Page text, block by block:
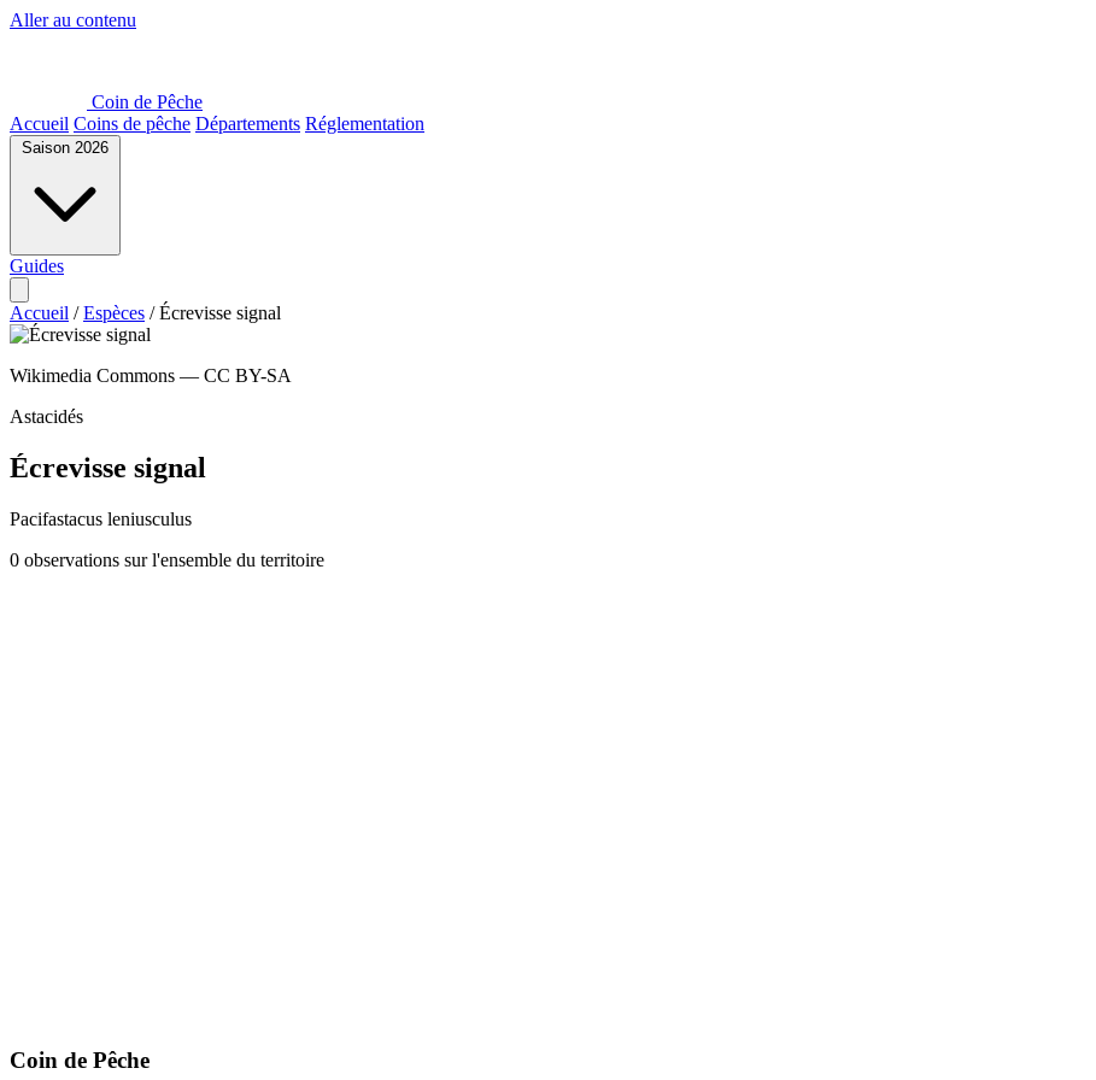
Aller au contenu
Coin de Pêche
Accueil Coins de pêche Départements Réglementation
Saison 2026
Guides
Accueil / Espèces / Écrevisse signal
Wikimedia Commons — CC BY-SA
Astacidés
Écrevisse signal
Pacifastacus leniusculus
0 observations sur l'ensemble du territoire
Coin de Pêche